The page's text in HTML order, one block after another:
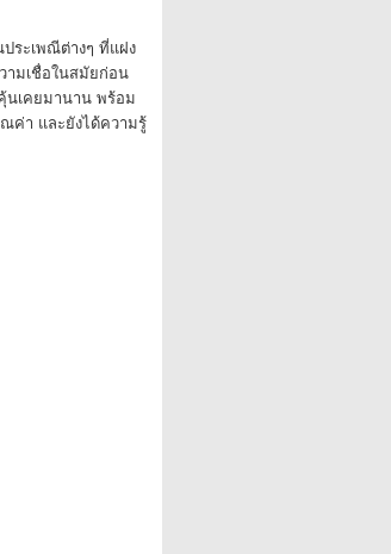
ระเพณีต่างๆ ที่แฝง
ามเชื่อในสมัยก่อน
นเคยมานาน พร้อม
ค่า และยังได้ความรู้